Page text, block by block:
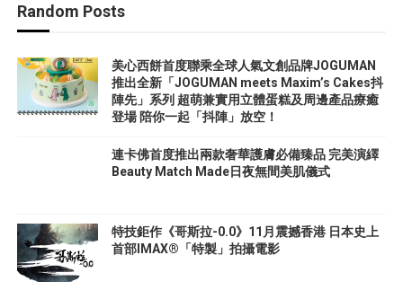
Random Posts
美心西餅首度聯乘全球人氣文創品牌JOGUMAN
推出全新「JOGUMAN meets Maxim’s Cakes抖
陣先」系列 超萌兼實用立體蛋糕及周邊產品療癒
登場 陪你一起「抖陣」放空！
連卡佛首度推出兩款奢華護膚必備臻品 完美演繹
Beauty Match Made日夜無間美肌儀式
特技鉅作《哥斯拉-0.0》11月震撼香港 日本史上
首部IMAX®「特製」拍攝電影